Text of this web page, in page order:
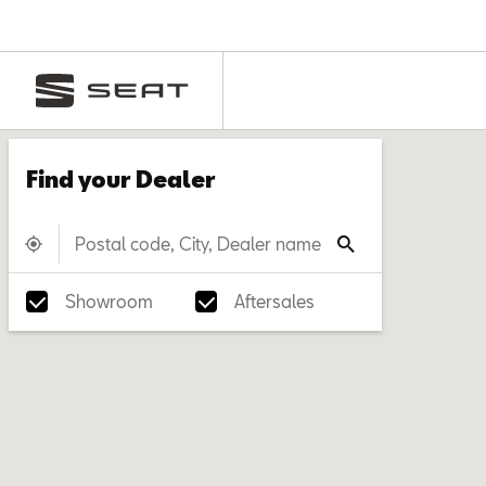
Find your Dealer
Showroom Aftersales